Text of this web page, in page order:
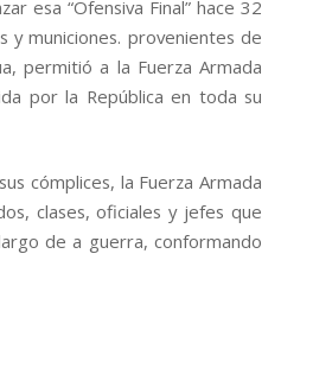
esa “Ofensiva Final” hace 32
municiones. provenientes de
permitió a la Fuerza Armada
por la República en toda su
cómplices, la Fuerza Armada
clases, oficiales y jefes que
de a guerra, conformando